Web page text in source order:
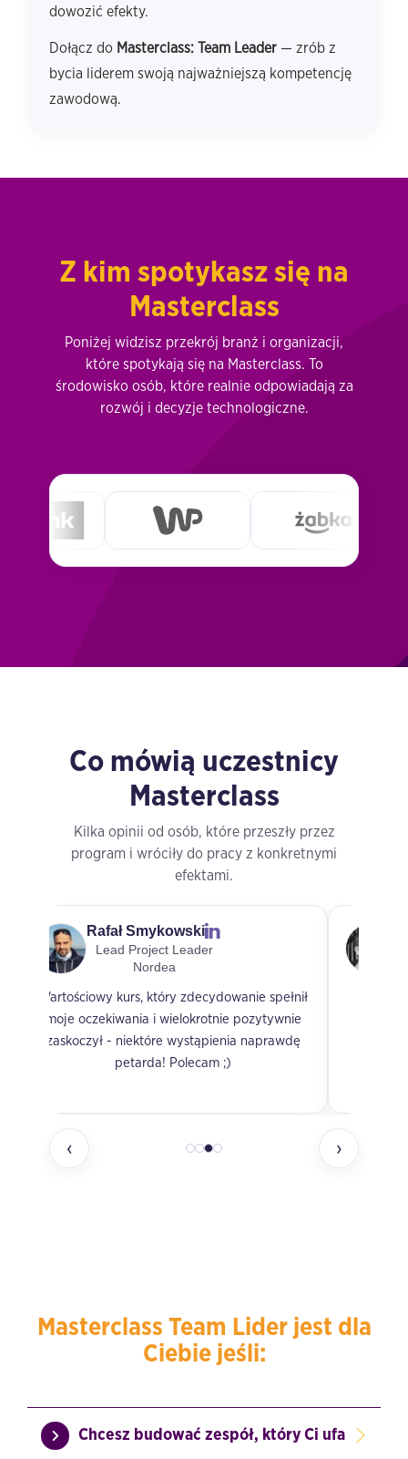
dowozić efekty.
Dołącz do Masterclass: Team Leader — zrób z
bycia liderem swoją najważniejszą kompetencję
zawodową.
Z kim spotykasz się na
Masterclass
Poniżej widzisz przekrój branż i organizacji,
które spotykają się na Masterclass. To
środowisko osób, które realnie odpowiadają za
rozwój i decyzje technologiczne.
Co mówią uczestnicy
Masterclass
Kilka opinii od osób, które przeszły przez
program i wróciły do pracy z konkretnymi
efektami.
Radosław Krzywania
Head of Delivery
Billennium
Szczególnie warte polecenia case studies i
otwarta dyskusja.
‹ ›
Masterclass Team Lider jest dla
Ciebie jeśli:
Chcesz budować zespół, który Ci ufa